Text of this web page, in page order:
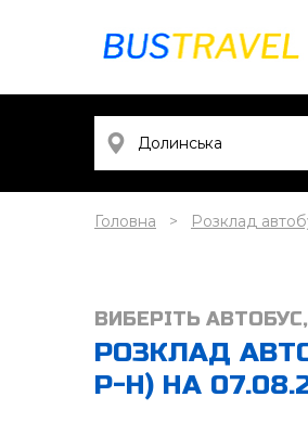
Головна Розклад
ВИБЕРІТЬ
РОЗКЛАД
Р-Н) НА